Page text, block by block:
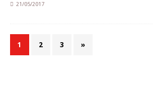
21/05/2017
1 2 3 »